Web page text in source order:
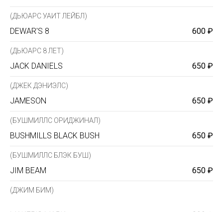
(ДЬЮАРС УАИТ ЛЕЙБЛ)
DEWAR'S 8 600 ₽
(ДЬЮАРС 8 ЛЕТ)
JACK DANIELS 650 ₽
(ДЖЕК ДЭНИЭЛС)
JAMESON 650 ₽
(БУШМИЛЛС ОРИДЖИНАЛ)
BUSHMILLS BLACK BUSH 650 ₽
(БУШМИЛЛС БЛЭК БУШ)
JIM BEAM 650 ₽
(ДЖИМ БИМ)